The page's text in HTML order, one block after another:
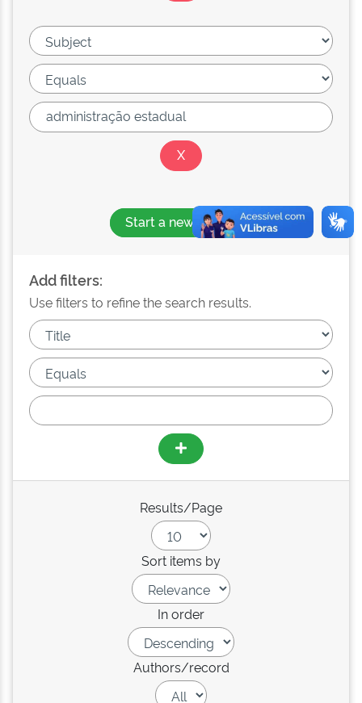
Start a new search
Add filters:
Use filters to refine the search results.
Results/Page
Sort items by
In order
Authors/record